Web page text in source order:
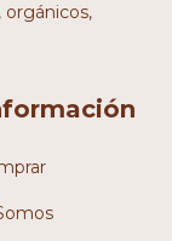
orgánicos,